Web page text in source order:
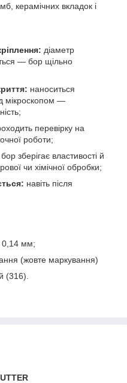
керамічних вкладок і
діаметр
— бор щільно
наноситься
мікроскопом —
перевірку на
роботи;
бор зберігає властивості й
чи хімічної обробки;
навіть після
0,14 мм;
(жовте маркування)
(316).